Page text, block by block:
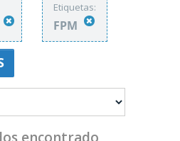
Etiquetas:
FPM